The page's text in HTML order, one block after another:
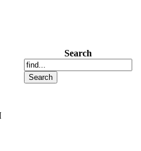
Search